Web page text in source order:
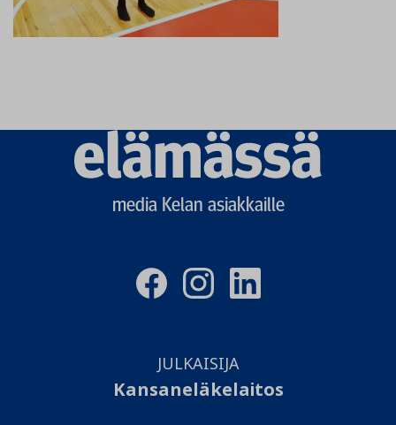
Elämässä
logo
media Kelan asiakkaille
JULKAISIJA
Kansaneläkelaitos